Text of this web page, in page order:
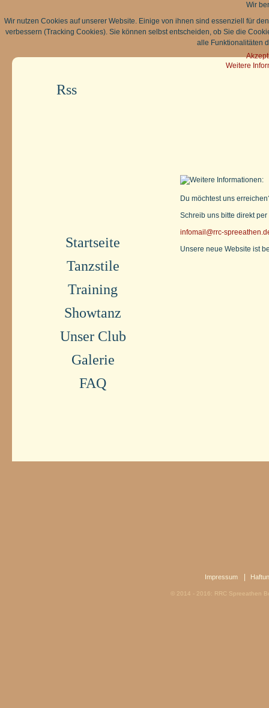
Rss
Startseite
Tanzstile
Training
Showtanz
Unser Club
Galerie
FAQ
Du möchtest uns
Schreib uns bitte direkt
infomail@rrc-
Unsere neue Website ist
Impressum
© 2014 - 2016: RRC Spreeathen
Wir
Wir nutzen Cookies auf unserer Website. Einige von ihnen sind essenziell für
verbessern (Tracking Cookies). Sie können selbst entscheiden, ob Sie die
alle Funktionalitäten
Weitere